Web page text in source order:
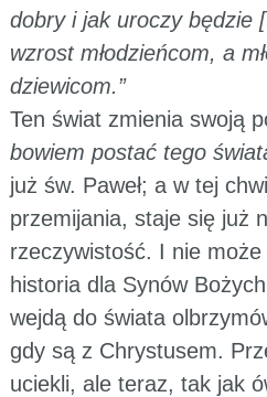
dobry i jak uroczy będzie
wzrost młodzieńcom, a
dziewicom.”
Ten świat zmienia swoją
bowiem postać tego
już św. Paweł; a w tej
przemijania, staje się już
rzeczywistość. I nie
historia dla Synów
wejdą do świata
gdy są z Chrystusem.
uciekli, ale teraz, tak jak